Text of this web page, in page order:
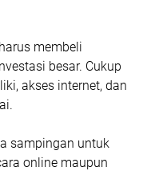
membeli
besar. Cukup
akses internet, dan
sampingan untuk
online maupun